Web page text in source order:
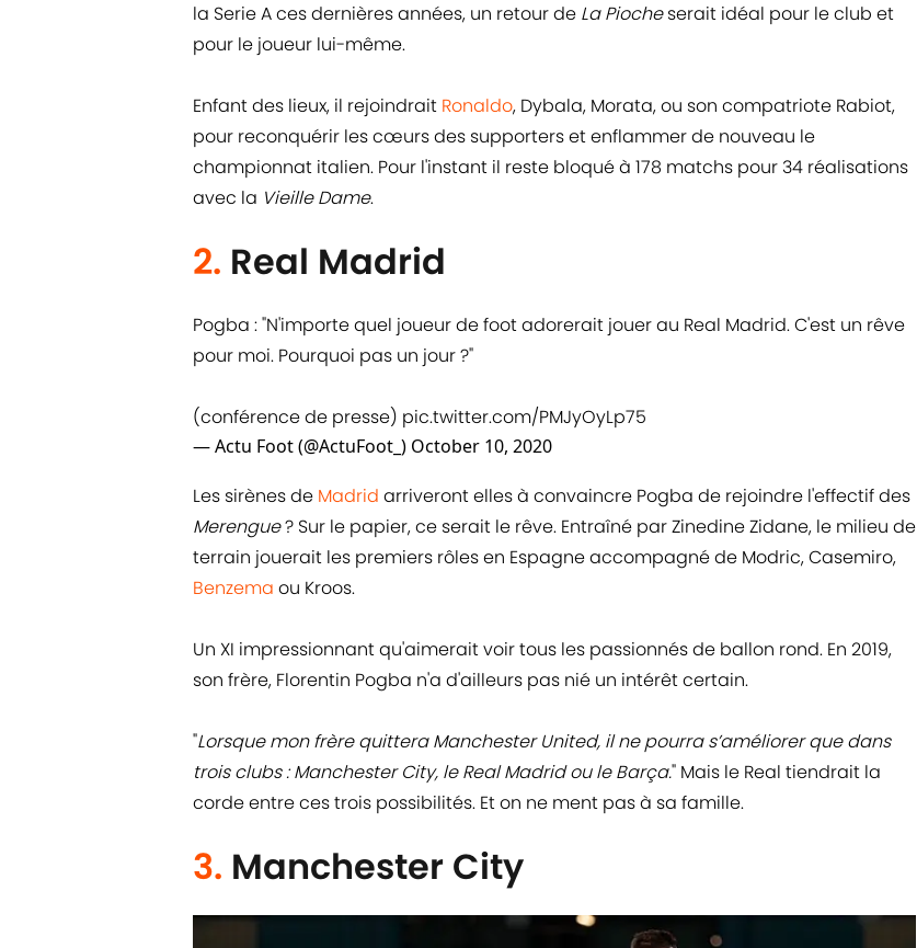
la Serie A ces dernières années, un retour de La Piocheserait idéal pour le club et
pour le joueur lui-même.
Enfant des lieux, il rejoindrait Ronaldo, Dybala, Morata, ou son compatriote Rabiot,
pour reconquérir les cœurs des supporters et enflammer de nouveau le
championnat italien. Pour l'instant il reste bloqué à 178 matchs pour 34 réalisations
avec la Vieille Dame.
2. Real Madrid
Pogba : "N'importe quel joueur de foot adorerait jouer au Real Madrid. C'est un rêve
pour moi. Pourquoi pas un jour ?"
(conférence de presse) pic.twitter.com/PMJyOyLp75
— Actu Foot (@ActuFoot_) October 10, 2020
Les sirènes de Madrid arriveront elles à convaincre Pogba de rejoindre l'effectif des
Merengue? Sur le papier, ce serait le rêve. Entraîné par Zinedine Zidane, le milieu de
terrain jouerait les premiers rôles en Espagne accompagné de Modric, Casemiro,
Benzema ou Kroos.
Un XI impressionnant qu'aimerait voir tous les passionnés de ballon rond. En 2019,
son frère, Florentin Pogba n'a d'ailleurs pas nié un intérêt certain.
"Lorsque mon frère quittera Manchester United, il ne pourra s’améliorer que dans
trois clubs : Manchester City, le Real Madrid ou le Barça." Mais le Real tiendrait la
corde entre ces trois possibilités. Et on ne ment pas à sa famille.
3. Manchester City